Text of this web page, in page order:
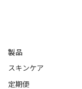
製品
スキンケア
定期便